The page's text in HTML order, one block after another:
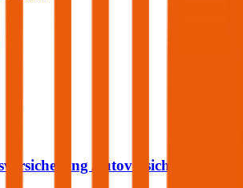
Autoversicherung